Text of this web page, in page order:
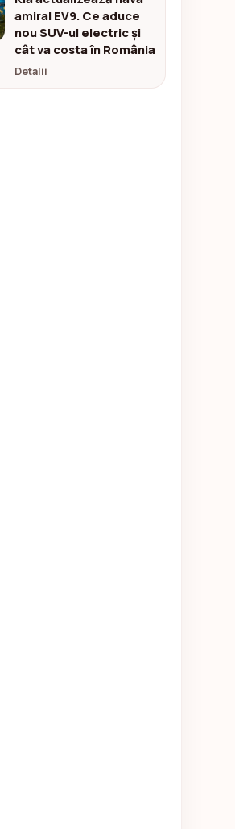
amiral EV9. Ce aduce
nou SUV-ul electric și
cât va costa în România
Detalii